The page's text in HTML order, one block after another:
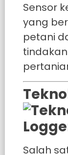
Sensor
yang
petani
Salah